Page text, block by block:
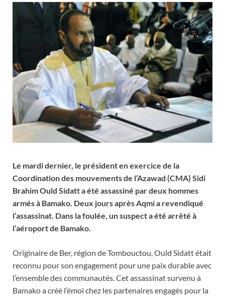
Le mardi dernier, le président en exercice de la
Coordination des mouvements de l’Azawad (CMA) Sidi
Brahim Ould Sidatt a été assassiné par deux hommes
armés à Bamako. Deux jours après Aqmi a revendiqué
l’assassinat. Dans la foulée, un suspect a été arrêté à
l’aéroport de Bamako.
Originaire de Ber, région de Tombouctou, Ould Sidatt était
reconnu pour son engagement pour une paix durable avec
l’ensemble des communautés. Cet assassinat survenu à
Bamako a créé l’émoi chez les partenaires engagés pour la